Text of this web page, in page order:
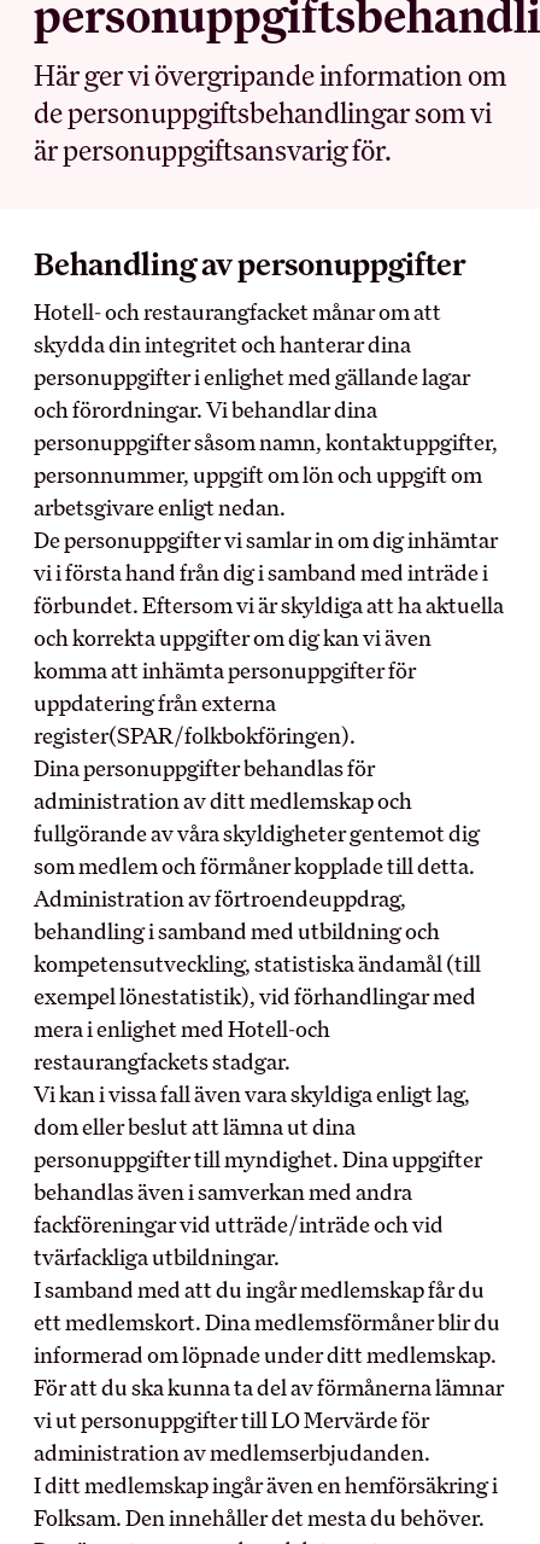
MEDLEMSKAPET
Medlemsförmåner
Kollektivavtal
Inkomst­försäkring
Pensionärsmedlem
Studerandemedlem
Ung i HRF
Uppdragsredovisning
RÅD OCH STÖD
Vanliga frågor
DIN LÖN
Sommarjobb
OB-tillägg
Semester
Pension
Ungdomslöner
Anställningsbevis
OM HRF
Kontakt
Vår organisation
Press
Schysta villkor
Internationella samarbeten
Lediga tjänster
BRANSCH OCH
ARBETSLIV
Arbetsmiljö
Stipendium
forsknings- och
utvecklingsfond (BFUF)
Utbildningsrådet för Hotell
och Restauranger
ARBETSGIVARE
Kollektivavtalet
Teckna kollektivavtal
Förhandling
IN ENGLISH
About HRF
The membership
Join us
Everything related to your
salary
Här ger vi övergripande information om
de personuppgiftsbehandlingar som vi
är personuppgiftsansvarig för.
Behandling av personuppgifter
Hotell- och restaurangfacket månar om att
skydda din integritet och hanterar dina
personuppgifter i enlighet med gällande lagar
och förordningar. Vi behandlar dina
personuppgifter såsom namn, kontaktuppgifter,
personnummer, uppgift om lön och uppgift om
arbetsgivare enligt nedan.
De personuppgifter vi samlar in om dig inhämtar
vi i första hand från dig i samband med inträde i
förbundet. Eftersom vi är skyldiga att ha aktuella
och korrekta uppgifter om dig kan vi även
komma att inhämta personuppgifter för
uppdatering från externa
register(SPAR/folkbokföringen).
Dina personuppgifter behandlas för
administration av ditt medlemskap och
fullgörande av våra skyldigheter gentemot dig
som medlem och förmåner kopplade till detta.
Administration av förtroendeuppdrag,
behandling i samband med utbildning och
kompetensutveckling, statistiska ändamål (till
exempel lönestatistik), vid förhandlingar med
mera i enlighet med Hotell-och
restaurangfackets stadgar.
Vi kan i vissa fall även vara skyldiga enligt lag,
dom eller beslut att lämna ut dina
personuppgifter till myndighet. Dina uppgifter
behandlas även i samverkan med andra
fackföreningar vid utträde/inträde och vid
tvärfackliga utbildningar.
I samband med att du ingår medlemskap får du
ett medlemskort. Dina medlemsförmåner blir du
informerad om löpnade under ditt medlemskap.
För att du ska kunna ta del av förmånerna lämnar
vi ut personuppgifter till LO Mervärde för
administration av medlemserbjudanden.
I ditt medlemskap ingår även en hemförsäkring i
Folksam. Den innehåller det mesta du behöver.